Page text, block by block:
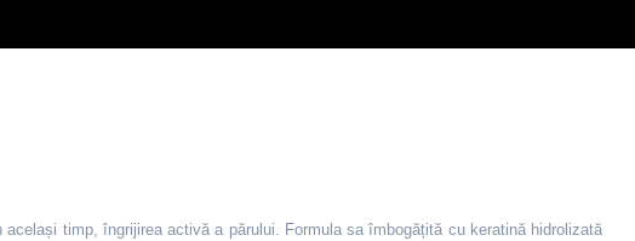
timp, îngrijirea activă a părului. Formula sa îmbogățită cu keratină hidrolizată